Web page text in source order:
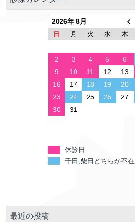
2026年 8月
日
月 火 水 木
2
3 4 5 6
9
10 11 12 13
16
17 18 19 20
23
24 25 26 27
30
31
休診日
千田,柴田どちらか不在
最近の投稿